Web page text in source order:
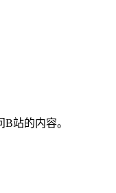
站的内容。